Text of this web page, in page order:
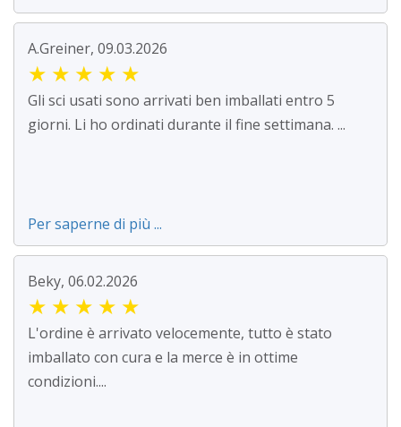
A.Greiner, 09.03.2026
★ ★ ★ ★ ★
Gli sci usati sono arrivati ben imballati entro 5
giorni. Li ho ordinati durante il fine settimana. ...
Per saperne di più ...
Beky, 06.02.2026
★ ★ ★ ★ ★
L'ordine è arrivato velocemente, tutto è stato
imballato con cura e la merce è in ottime
condizioni....